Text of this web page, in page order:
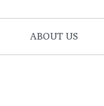
ABOUT US